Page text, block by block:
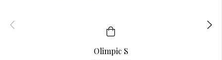
Olimpic S